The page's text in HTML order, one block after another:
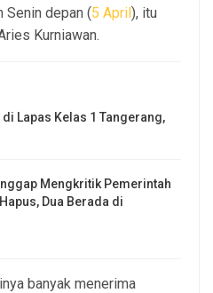
Senin depan (5 April), itu
Kurniawan.
Lapas Kelas 1 Tangerang,
Mengkritik Pemerintah
Dua Berada di
banyak menerima